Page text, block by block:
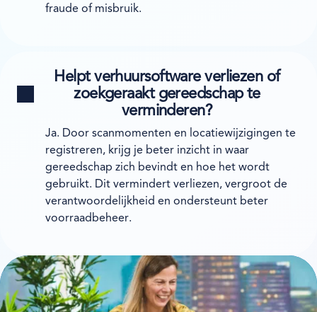
fraude of misbruik.
Helpt verhuursoftware verliezen of
zoekgeraakt gereedschap te
verminderen?
Ja. Door scanmomenten en locatiewijzigingen te
registreren, krijg je beter inzicht in waar
gereedschap zich bevindt en hoe het wordt
gebruikt. Dit vermindert verliezen, vergroot de
verantwoordelijkheid en ondersteunt beter
voorraadbeheer.